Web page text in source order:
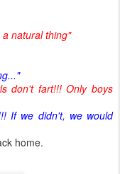
natural thing"
don't fart!!! Only boys
If we didn't, we would
home.